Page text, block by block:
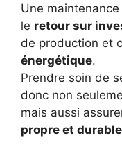
Une
le retour sur
de production et
énergétique.
Prendre soin de
donc non
mais aussi
propre et durable